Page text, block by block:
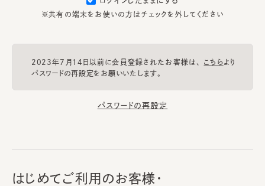
※共有の端末をお使いの方はチェックを外してください
2023年7月14日以前に会員登録されたお客様は、 こちらより
パスワードの再設定をお願いいたします。
パスワードの再設定
はじめてご利用のお客様・